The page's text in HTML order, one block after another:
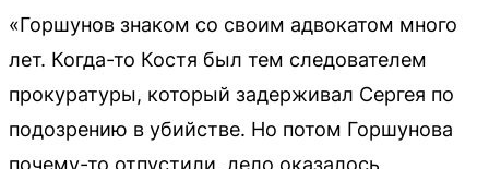
«Горшунов знаком со своим адвокатом много
лет. Когда-то Костя был тем следователем
прокуратуры, который задерживал Сергея по
подозрению в убийстве. Но потом Горшунова
почему-то отпустили, дело оказалось